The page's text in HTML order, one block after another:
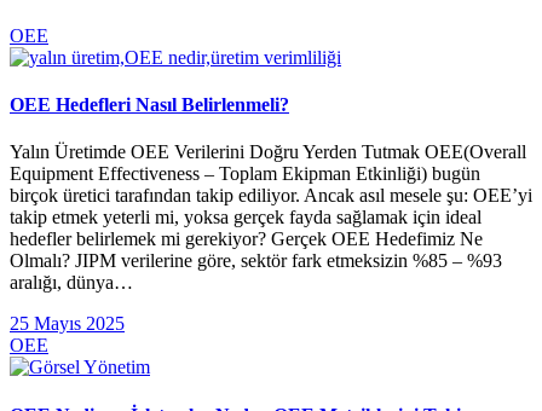
OEE
OEE Hedefleri Nasıl Belirlenmeli?
Yalın Üretimde OEE Verilerini Doğru Yerden Tutmak OEE(Overall
Equipment Effectiveness – Toplam Ekipman Etkinliği) bugün
birçok üretici tarafından takip ediliyor. Ancak asıl mesele şu: OEE’yi
takip etmek yeterli mi, yoksa gerçek fayda sağlamak için ideal
hedefler belirlemek mi gerekiyor? Gerçek OEE Hedefimiz Ne
Olmalı? JIPM verilerine göre, sektör fark etmeksizin %85 – %93
aralığı, dünya…
25 Mayıs 2025
OEE